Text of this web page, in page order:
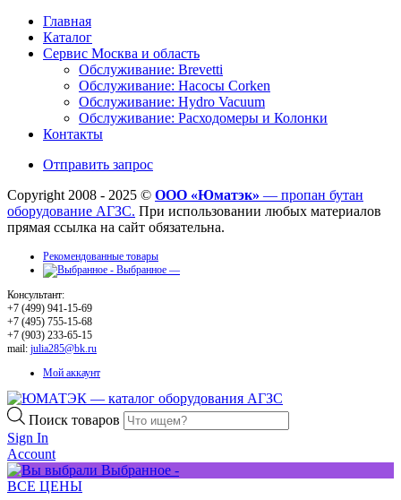
Главная
Каталог
Сервис Москва и область
Обслуживание: Brevetti
Обслуживание: Насосы Corken
Обслуживание: Hydro Vacuum
Обслуживание: Расходомеры и Колонки
Контакты
Отправить запрос
Copyright 2008 - 2025 © ООО «Юматэк» — пропан бутан
оборудование АГЗС. При использовании любых материалов
прямая ссылка на сайт обязательна.
Рекомендованные товары
Выбранное —
Консультант:
+7 (499) 941-15-69
+7 (495) 755-15-68
+7 (903) 233-65-15
mail: julia285@bk.ru
Мой аккаунт
Поиск товаров
Sign In
Account
Выбранное -
ВСЕ ЦЕНЫ